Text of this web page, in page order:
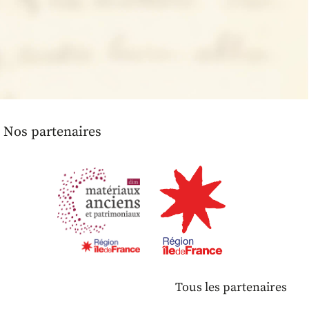
Nos partenaires
Tous les partenaires